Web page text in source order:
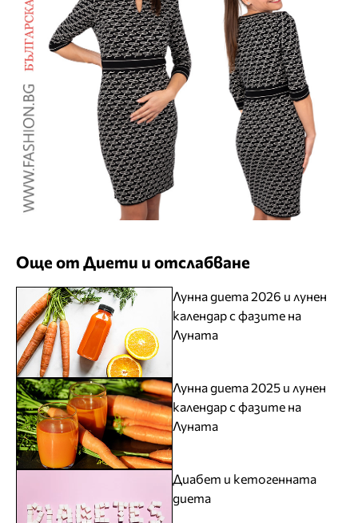
Още от Диети и отслабване
Лунна диета 2026 и лунен
календар с фазите на
Луната
Лунна диета 2025 и лунен
календар с фазите на
Луната
Диабет и кетогенната
диета